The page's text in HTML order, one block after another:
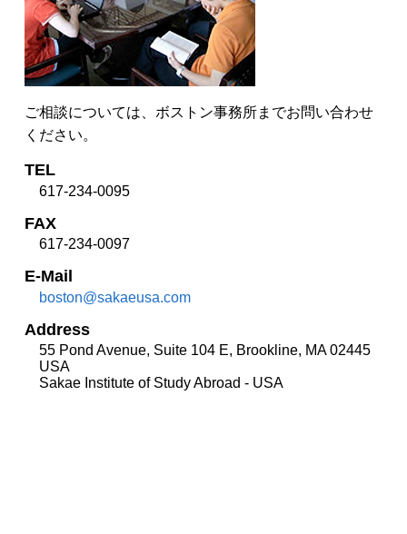
ご相談については、ボストン事務所までお問い合わせ
ください。
TEL
617-234-0095
FAX
617-234-0097
E-Mail
boston@sakaeusa.com
Address
55 Pond Avenue, Suite 104 E, Brookline, MA 02445
USA
Sakae Institute of Study Abroad - USA